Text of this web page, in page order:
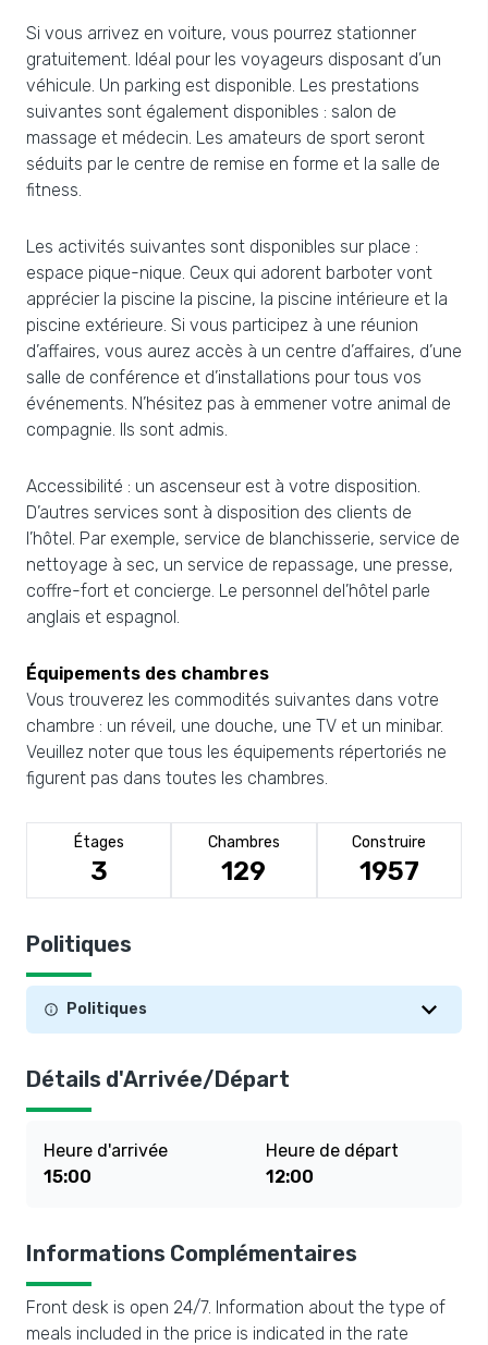
Si vous arrivez en voiture, vous pourrez stationner
gratuitement. Idéal pour les voyageurs disposant d’un
véhicule. Un parking est disponible. Les prestations
suivantes sont également disponibles : salon de
massage et médecin. Les amateurs de sport seront
séduits par le centre de remise en forme et la salle de
fitness.
Les activités suivantes sont disponibles sur place :
espace pique-nique. Ceux qui adorent barboter vont
apprécier la piscine la piscine, la piscine intérieure et la
piscine extérieure. Si vous participez à une réunion
d’affaires, vous aurez accès à un centre d’affaires, d’une
salle de conférence et d’installations pour tous vos
événements. N’hésitez pas à emmener votre animal de
compagnie. Ils sont admis.
Accessibilité : un ascenseur est à votre disposition.
D’autres services sont à disposition des clients de
l’hôtel. Par exemple, service de blanchisserie, service de
nettoyage à sec, un service de repassage, une presse,
coffre-fort et concierge. Le personnel del’hôtel parle
anglais et espagnol.
Équipements des chambres
Vous trouverez les commodités suivantes dans votre
chambre : un réveil, une douche, une TV et un minibar.
Veuillez noter que tous les équipements répertoriés ne
figurent pas dans toutes les chambres.
Étages
3
Chambres
129
Construire
1957
Politiques
Politiques
Détails d'Arrivée/Départ
Heure d'arrivée
15:00
Heure de départ
12:00
Informations Complémentaires
Front desk is open 24/7. Information about the type of
meals included in the price is indicated in the rate